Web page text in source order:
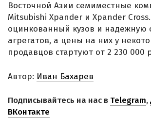
Восточной Азии семиместные
Mitsubishi Xpander и Xpander
оцинкованный кузов и надежную
агрегатов, а цены на них у
продавцов стартуют от 2 230 000
Автор: Иван Бахарев
Подписывайтесь на нас в Telegram,
ВКонтакте